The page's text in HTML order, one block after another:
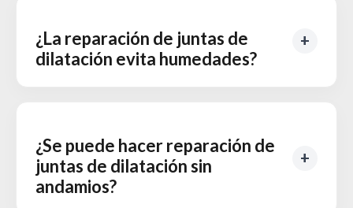
¿La reparación de juntas de
dilatación evita humedades?
¿Se puede hacer reparación de
juntas de dilatación sin
andamios?